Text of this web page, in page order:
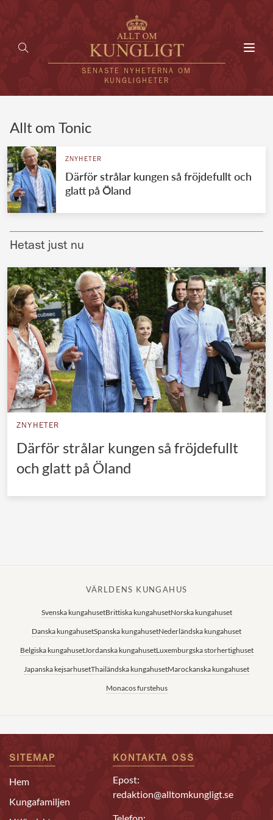
SENASTE NYHETERNA OM
KUNGLIGHETER
UTLÄNDSKT
VÄRLDENS KUNGAHUS
Brittiska kungahuset
Norska kungahuset
Danska kungahuset
Spanska kungahuset
Nederländska kungahuset
Belgiska kungahuset
Jordanska kungahuset
Japanska kejsarhuset
Thailändska kungahuset
Allt om Tonic
ZNYHETER
Därför strålar kungen så fröjdefullt och
glatt på Öland
Hetast just nu
ZNYHETER
Därför strålar kungen så fröjdefullt
och glatt på Öland
VÄRLDENS KUNGAHUS
Svenska kungahusetBrittiska kungahusetNorska kungahuset
Danska kungahusetSpanska kungahusetNederländska kungahuset
Belgiska kungahusetJordanska kungahusetLuxemburgska storhertighuset
Japanska kejsarhusetThailändska kungahusetMarockanska kungahuset
Monacos furstehus
SITEMAP
Hem
Kungafamiljen
KONTAKTA OSS
Epost:
redaktion@alltomkungligt.se